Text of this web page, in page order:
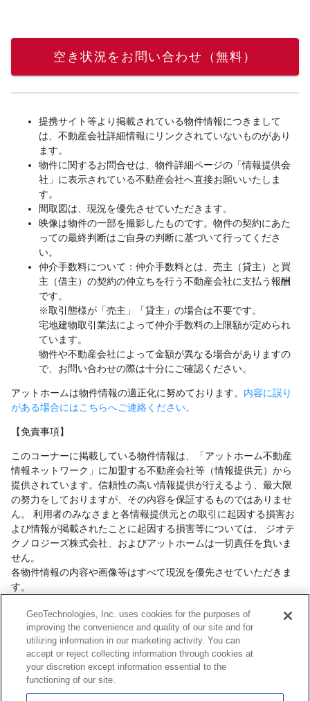
空き状況をお問い合わせ（無料）
提携サイト等より掲載されている物件情報につきまして
は、不動産会社詳細情報にリンクされていないものがあり
ます。
物件に関するお問合せは、物件詳細ページの「情報提供会
社」に表示されている不動産会社へ直接お願いいたしま
す。
間取図は、現況を優先させていただきます。
映像は物件の一部を撮影したものです。物件の契約にあた
っての最終判断はご自身の判断に基づいて行ってくださ
い。
仲介手数料について：仲介手数料とは、売主（貸主）と買
主（借主）の契約の仲立ちを行う不動産会社に支払う報酬
です。
※取引態様が「売主」「貸主」の場合は不要です。
宅地建物取引業法によって仲介手数料の上限額が定められ
ています。
物件や不動産会社によって金額が異なる場合がありますの
で、お問い合わせの際は十分にご確認ください。
アットホームは物件情報の適正化に努めております。 内容に誤り
がある場合にはこちらへご連絡ください。
【免責事項】
このコーナーに掲載している物件情報は、「アットホーム不動産
情報ネットワーク」に加盟する不動産会社等（情報提供元）から
提供されています。信頼性の高い情報提供が行えるよう、最大限
の努力をしておりますが、その内容を保証するものではありませ
ん。 利用者のみなさまと各情報提供元との取引に起因する損害お
よび情報が掲載されたことに起因する損害等については、 ジオテ
クノロジーズ株式会社、およびアットホームは一切責任を負いま
せん。
各物件情報の内容や画像等はすべて現況を優先させていただきま
す。
容や契約条件等について、 各情報提供元より十分な説明を受け、
ご自身でご確認の上、判断してください。
このコーナーへの物件情報のご掲載、その他不動産業務ソリュー
ション等についての不動産会社様のお問合せはこちら からお願い
いたします。
GeoTechnologies, Inc. uses cookies for the purposes of
improving the convenience and quality of our site and for
utilizing information in our marketing activity. You can
accept or reject collecting information through cookies at
your discretion except information essential to the
functioning of our site.